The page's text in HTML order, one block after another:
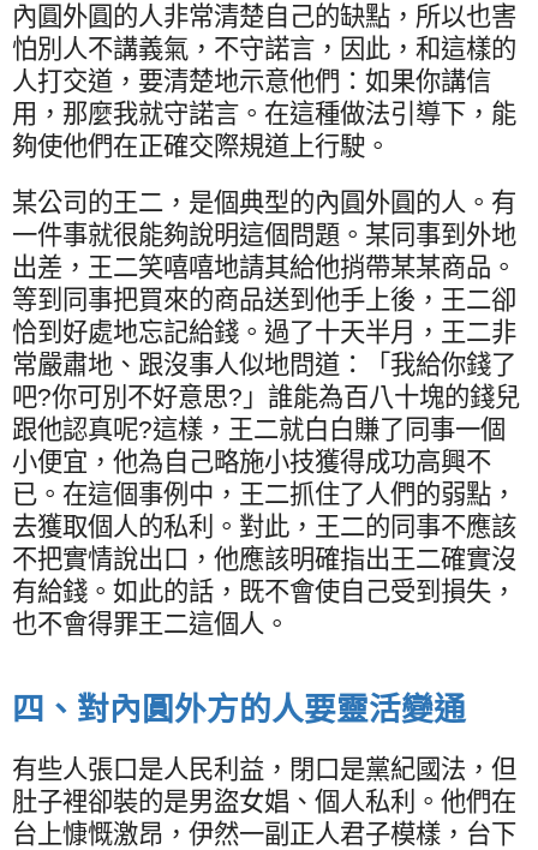
內圓外圓的人非常清楚自己的缺點，所以也害
怕別人不講義氣，不守諾言，因此，和這樣的
人打交道，要清楚地示意他們：如果你講信
用，那麼我就守諾言。在這種做法引導下，能
夠使他們在正確交際規道上行駛。
某公司的王二，是個典型的內圓外圓的人。有
一件事就很能夠說明這個問題。某同事到外地
出差，王二笑嘻嘻地請其給他捎帶某某商品。
等到同事把買來的商品送到他手上後，王二卻
恰到好處地忘記給錢。過了十天半月，王二非
常嚴肅地、跟沒事人似地問道：「我給你錢了
吧?你可別不好意思? 」誰能為百八十塊的錢兒
跟他認真呢?這樣，王二就白白賺了同事一個
小便宜，他為自己略施小技獲得成功高興不
已。在這個事例中，王二抓住了人們的弱點，
去獲取個人的私利。對此，王二的同事不應該
不把實情說出口，他應該明確指出王二確實沒
有給錢。如此的話，既不會使自己受到損失，
也不會得罪王二這個人。
四、對內圓外方的人要靈活變通
有些人張口是人民利益，閉口是黨紀國法，但
肚子裡卻裝的是男盜女娼、個人私利。他們在
台上慷慨激昂，伊然一副正人君子模樣，台下